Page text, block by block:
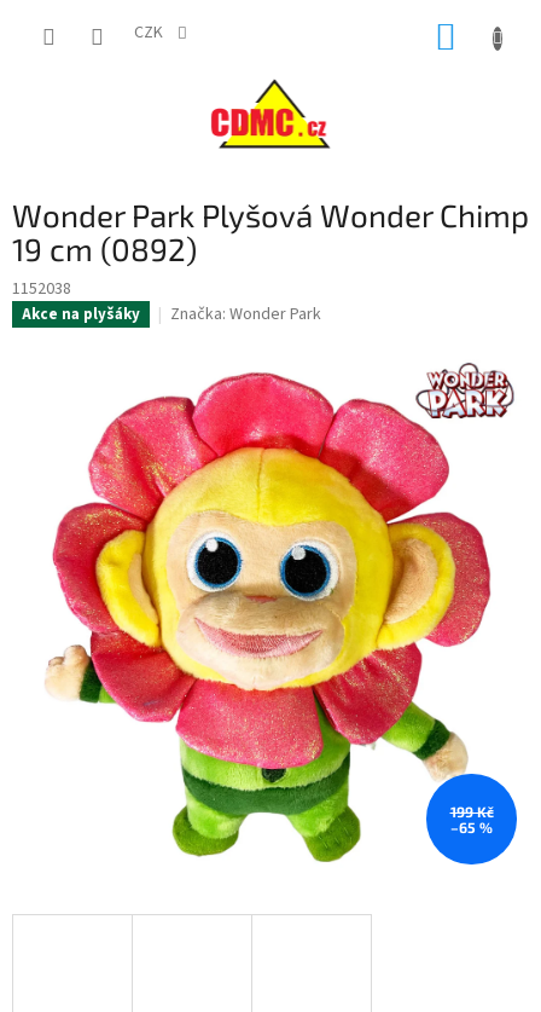
CZK
Wonder Park Plyšová Wonder Chimp
19 cm (0892)
1152038
Akce na plyšáky Značka: Wonder Park
199 Kč
–65 %